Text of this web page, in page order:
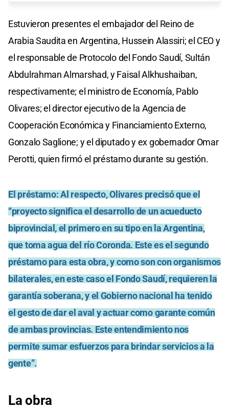
Estuvieron presentes el embajador del Reino de
Arabia Saudita en Argentina, Hussein Alassiri; el CEO y
el responsable de Protocolo del Fondo Saudí, Sultán
Abdulrahman Almarshad, y Faisal Alkhushaiban,
respectivamente; el ministro de Economía, Pablo
Olivares; el director ejecutivo de la Agencia de
Cooperación Económica y Financiamiento Externo,
Gonzalo Saglione; y el diputado y ex gobernador Omar
Perotti, quien firmó el préstamo durante su gestión.
El préstamo:Al respecto, Olivares precisó que el
“proyecto significa el desarrollo de un acueducto
biprovincial, el primero en su tipo en la Argentina,
que toma agua del río Coronda. Este es el segundo
préstamo para esta obra, y como son con organismos
bilaterales, en este caso el Fondo Saudí, requieren la
garantía soberana, y el Gobierno nacional ha tenido
el gesto de dar el aval y actuar como garante común
de ambas provincias. Este entendimiento nos
permite sumar esfuerzos para brindar servicios a la
gente”.
La obra